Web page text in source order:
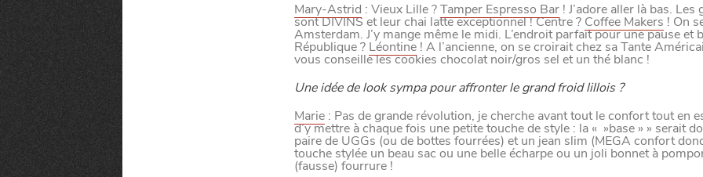
Mary-Astrid : Vieux Lille ?Tamper Espresso Bar! J’adore aller là bas. Les
sont DIVINS et leur chai latte exceptionnel ! Centre ? Coffee Makers ! On
Amsterdam. J’y mange même le midi. L’endroit parfait pour une pause et
République ? Léontine! A l’ancienne, on se croirait chez sa Tante
vous conseille les cookies chocolat noir/gros sel et un thé blanc !
Une idée de look sympa pour affronter le grand froid lillois ?
Marie: Pas de grande révolution, je cherche avant tout le confort tout en
d’y mettre à chaque fois une petite touche de style : la « »base » » serait
paire de UGGs (ou de bottes fourrées) et un jean slim (MEGA confort
touche stylée un beau sac ou une belle écharpe ou un joli bonnet à
(fausse) fourrure !
SORTIR
NUIT
SE
DIVERTIR
BONS PLANS ET ADRESSES À LILLE
ET SA RÉGION DEPUIS 1973
Afin de faciliter votre navigation et de vous apporter le
des cookies pour améliorer le site aux besoins des
Nos politique de confidentialité